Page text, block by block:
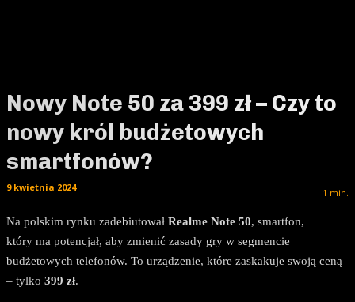
Nowy Note 50 za 399 zł – Czy to
nowy król budżetowych
smartfonów?
1 min.
9 kwietnia 2024
Na polskim rynku zadebiutował Realme Note 50, smartfon,
który ma potencjał, aby zmienić zasady gry w segmencie
budżetowych telefonów. To urządzenie, które zaskakuje swoją ceną
– tylko 399 zł.